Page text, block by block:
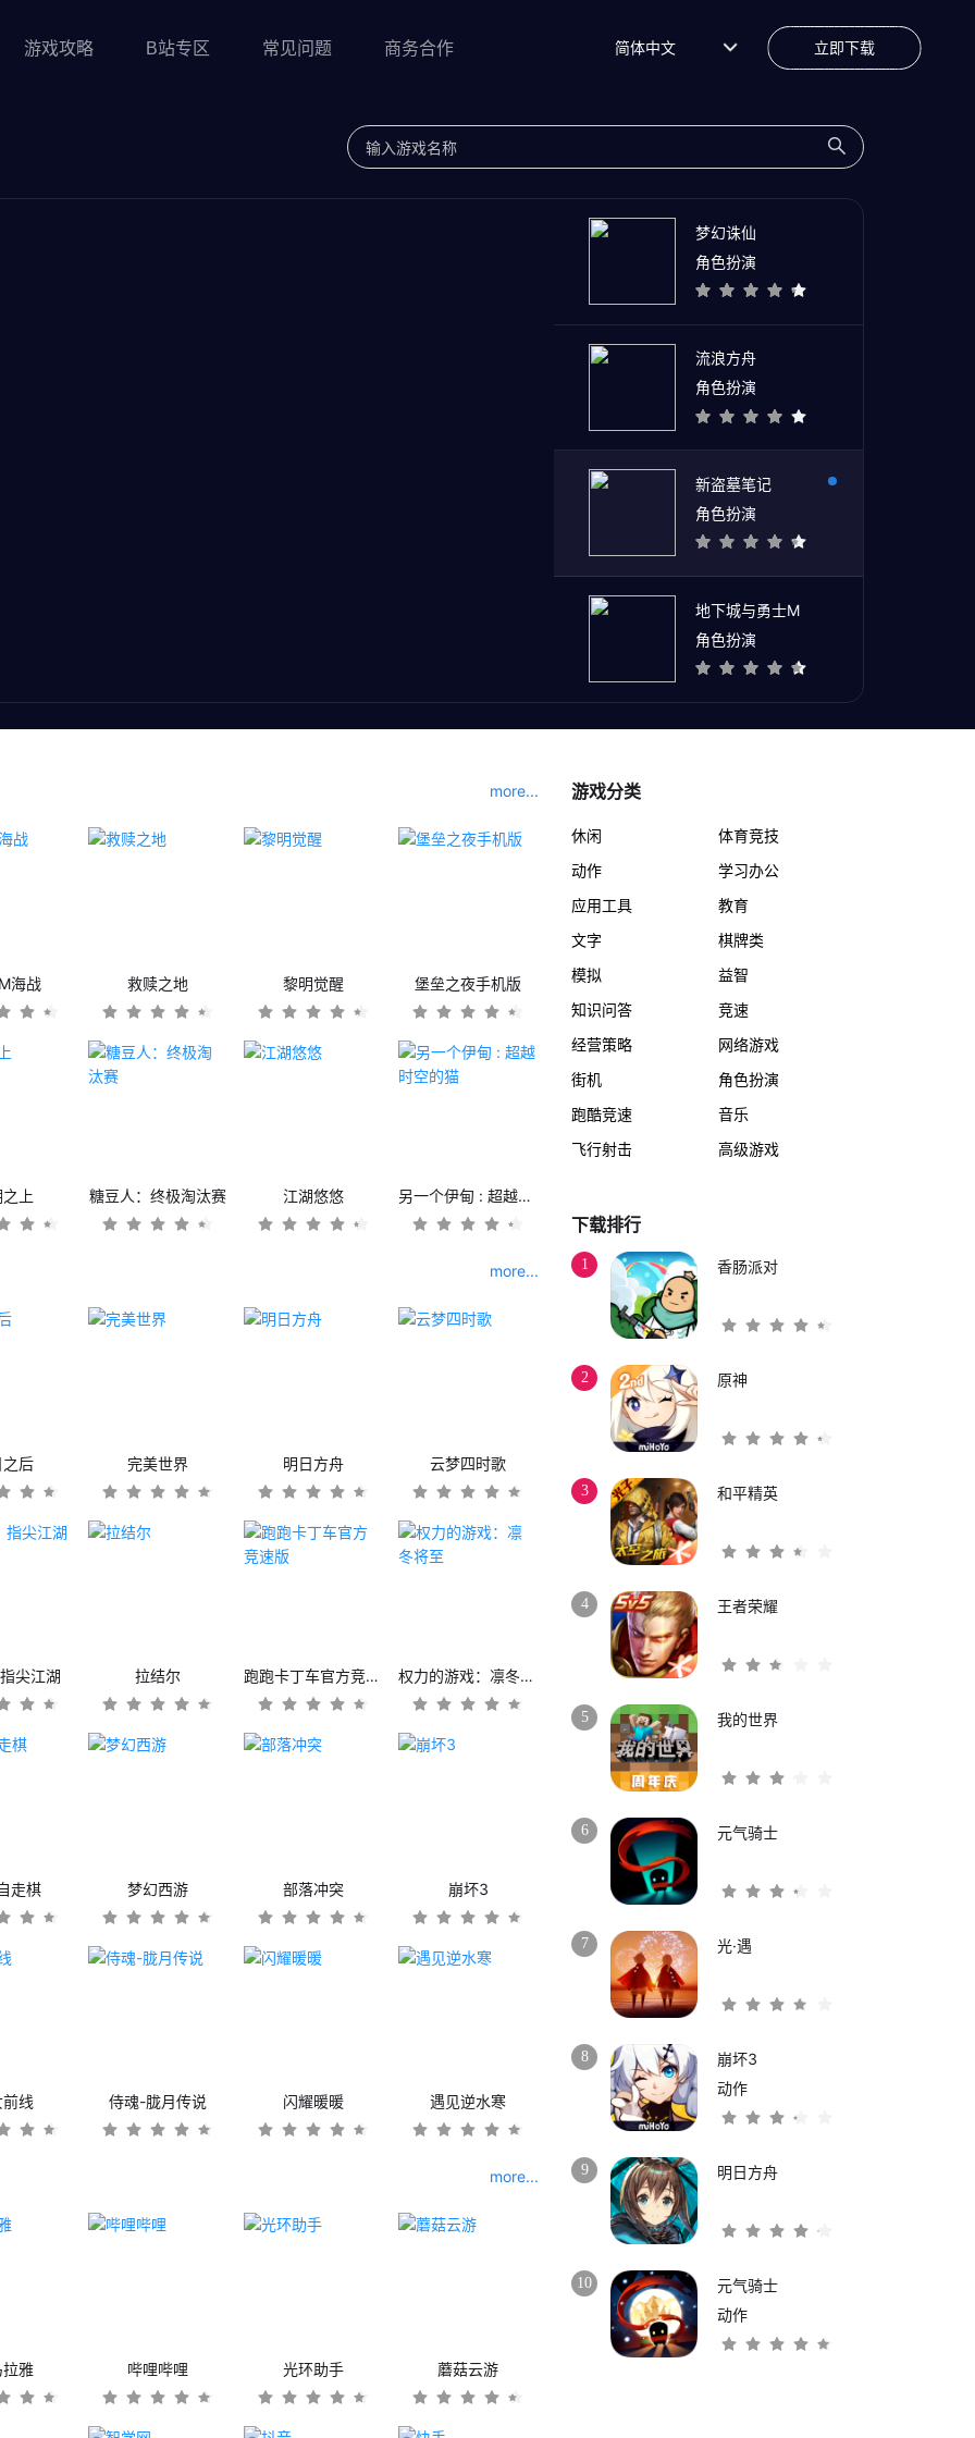
游戏攻略 B站专区 常见问题 商务合作 简体中文 立即下载
梦幻诛仙
角色扮演
流浪方舟
角色扮演
新盗墓笔记
角色扮演
地下城与勇士M
角色扮演
more...
海战 救赎之地 黎明觉醒 堡垒之夜手机版
上 糖豆人：终极淘汰赛 江湖悠悠 另一个伊甸 : 超越时空的猫
more...
后 完美世界 明日方舟 云梦四时歌
尖江湖 拉结尔 跑跑卡丁车官方竞速版 权力的游戏：凛冬将至
走棋 梦幻西游 部落冲突 崩坏3
线 侍魂-胧月传说 闪耀暖暖 遇见逆水寒
more...
雅 哔哩哔哩 光环助手 蘑菇云游
游戏分类
休闲
体育竞技
动作
学习办公
应用工具
教育
文字
棋牌类
模拟
益智
知识问答
竞速
经营策略
网络游戏
街机
角色扮演
跑酷竞速
音乐
飞行射击
高级游戏
下载排行
1 香肠派对
2 原神
3 和平精英
4 王者荣耀
5 我的世界
6 元气骑士
7 光·遇
8
崩坏3
动作
9 明日方舟
10
元气骑士
动作